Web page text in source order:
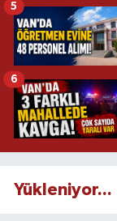
5
6
Yükleniyor...